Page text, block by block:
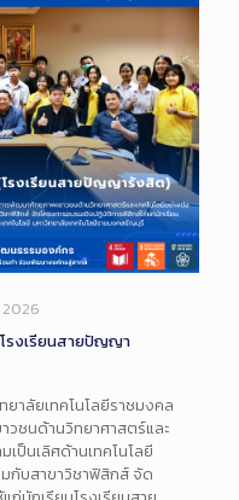
รงเรียนสายปัญญา
ยาลัยเทคโนโลยีราชมงคล
ชนด้านวิทยาศาสตร์และ
ป็นเลิศด้านเทคโนโลยี
กับสาขาวิชาฟิสิกส์ จัด